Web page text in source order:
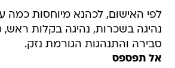
לפי האישום, לכהנא מיוחסות כמה
נהיגה בשכרות, נהיגה בקלות ראש,
סבירה והתנהגות הגורמת נזק.
אל תפספס